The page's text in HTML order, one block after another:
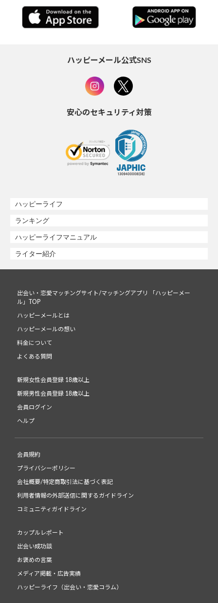
ハッピーメール公式SNS
安心のセキュリティ対策
ハッピーライフ
ランキング
ハッピーライフマニュアル
ライター紹介
出会い・恋愛マッチングサイト/マッチングアプリ 「ハッピーメー
ル」TOP
ハッピーメールとは
ハッピーメールの想い
料金について
よくある質問
新規女性会員登録 18歳以上
新規男性会員登録 18歳以上
会員ログイン
ヘルプ
会員規約
プライバシーポリシー
会社概要/特定商取引法に基づく表記
利用者情報の外部送信に関するガイドライン
コミュニティガイドライン
カップルレポート
出会い成功談
お褒めの言葉
メディア掲載・広告実績
ハッピーライフ（出会い・恋愛コラム）